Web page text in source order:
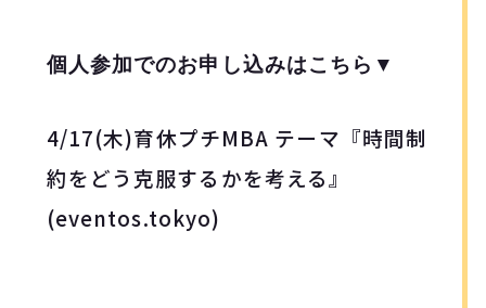
個人参加でのお申し込みはこちら▼
4/17(木)育休プチMBA テーマ『時間制
約をどう克服するかを考える』
(eventos.tokyo)